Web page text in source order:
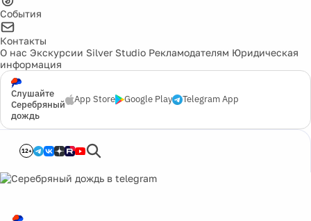
События
Контакты
О нас Экскурсии Silver Studio Рекламодателям Юридическая
информация
Слушайте
Серебряный
дождь
App Store Google Play Telegram App
12+